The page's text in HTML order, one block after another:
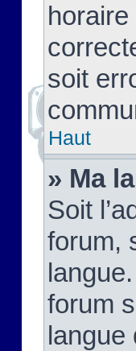
horaire
soit
Haut
» Ma
Soit
forum,
forum
langue